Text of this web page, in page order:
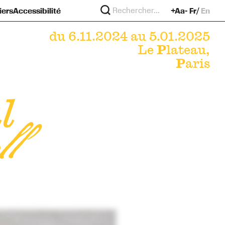
Accessibilité +Aa- Fr En
du 6.11.2024 au 5.01.2025
Le Plateau,
Paris